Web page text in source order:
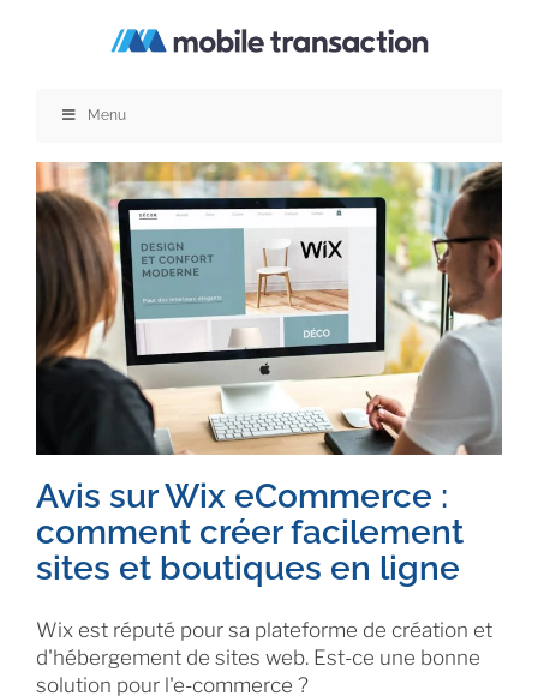
Menu
Avis sur Wix eCommerce :
comment créer facilement
sites et boutiques en ligne
Wix est réputé pour sa plateforme de création et
d'hébergement de sites web. Est-ce une bonne
solution pour l'e-commerce ?